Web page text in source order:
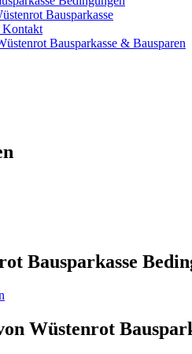
Bausparkasse
Kontakt
Bausparkasse & Bausparen
Bausparkasse
Wüstenrot